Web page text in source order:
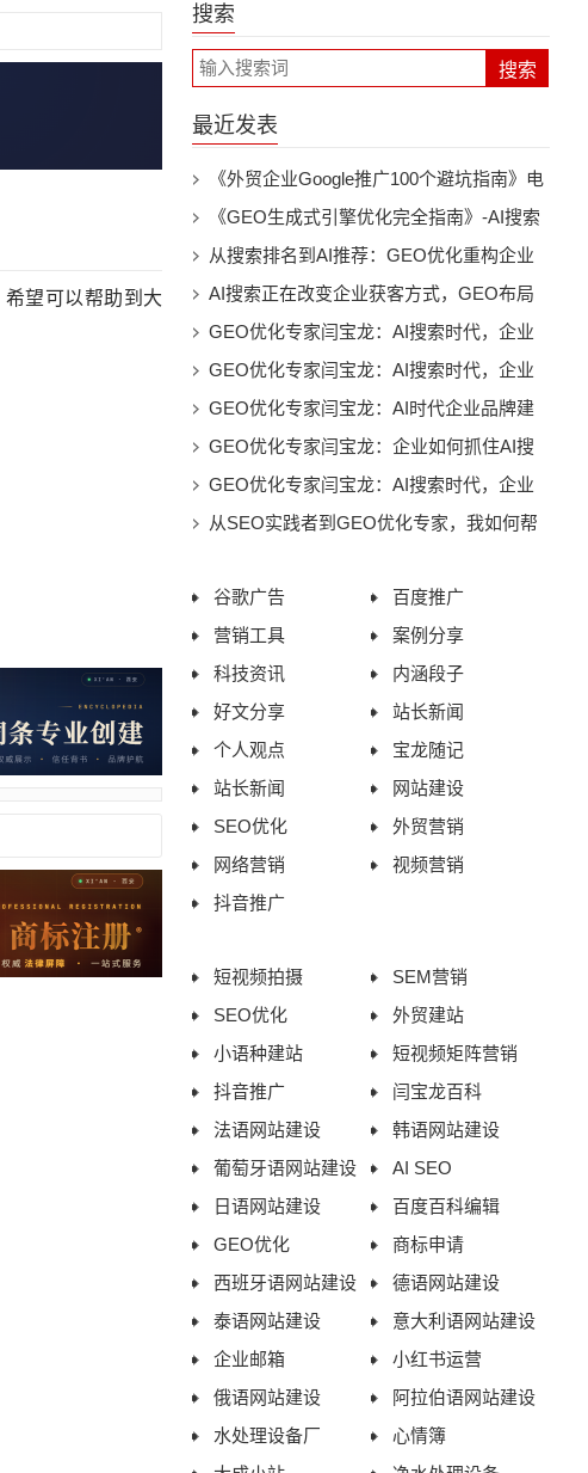
望可以帮助到大
搜索
最近发表
《外贸企业Google推广100个避坑指南》电
子书下载
《GEO生成式引擎优化完全指南》-AI搜索
时代的品牌曝光与流量增长实战电子书下载
从搜索排名到AI推荐：GEO优化重构企业
数字营销新未来
AI搜索正在改变企业获客方式，GEO布局
已经成为未来趋势
GEO优化专家闫宝龙：AI搜索时代，企业
为什么必须建立自己的“AI可见性”
GEO优化专家闫宝龙：AI搜索时代，企业
如何打造属于自己的智能推荐入口
GEO优化专家闫宝龙：AI时代企业品牌建
设的新方向，让AI成为企业增长新入口
GEO优化专家闫宝龙：企业如何抓住AI搜
索时代第一波增长机会
GEO优化专家闫宝龙：AI搜索时代，企业
为什么需要重新打造自己的数字影响力
从SEO实践者到GEO优化专家，我如何帮
谷歌广告
百度推广
营销工具
案例分享
科技资讯
内涵段子
好文分享
站长新闻
个人观点
宝龙随记
站长新闻
网站建设
SEO优化
外贸营销
网络营销
视频营销
抖音推广
短视频拍摄
SEM营销
SEO优化
外贸建站
小语种建站
短视频矩阵营销
抖音推广
闫宝龙百科
法语网站建设
韩语网站建设
葡萄牙语网站建设
AI SEO
日语网站建设
百度百科编辑
GEO优化
商标申请
西班牙语网站建设
德语网站建设
泰语网站建设
意大利语网站建设
企业邮箱
小红书运营
俄语网站建设
阿拉伯语网站建设
水处理设备厂
心情簿